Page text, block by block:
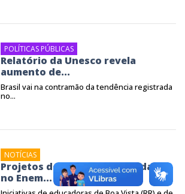
POLÍTICAS PÚBLICAS
Relatório da Unesco revela
aumento de...
Brasil vai na contramão da tendência registrada
no...
NOTÍCIAS
Projetos de inclusão e de redação
no Enem...